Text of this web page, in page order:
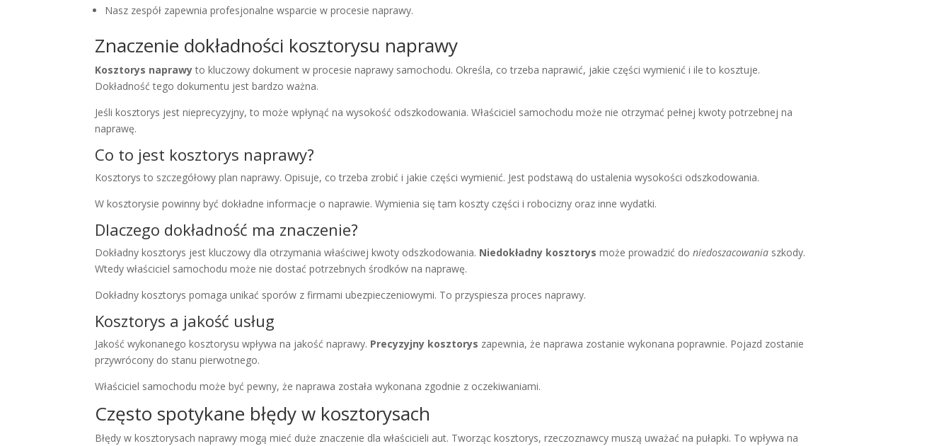
Nasz zespół zapewnia profesjonalne wsparcie w procesie naprawy.
Znaczenie dokładności kosztorysu naprawy
Kosztorys naprawyto kluczowy dokument w procesie naprawy samochodu. Określa, co trzeba naprawić, jakie części wymienić i ile to kosztuje.
Dokładność tego dokumentu jest bardzo ważna.
Jeśli kosztorys jest nieprecyzyjny, to może wpłynąć na wysokość odszkodowania. Właściciel samochodu może nie otrzymać pełnej kwoty potrzebnej na
naprawę.
Co to jest kosztorys naprawy?
Kosztorys to szczegółowy plan naprawy. Opisuje, co trzeba zrobić i jakie części wymienić. Jest podstawą do ustalenia wysokości odszkodowania.
W kosztorysie powinny być dokładne informacje o naprawie. Wymienia się tam koszty części i robocizny oraz inne wydatki.
Dlaczego dokładność ma znaczenie?
Dokładny kosztorys jest kluczowy dla otrzymania właściwej kwoty odszkodowania. Niedokładny kosztorys może prowadzić doniedoszacowania szkody.
Wtedy właściciel samochodu może nie dostać potrzebnych środków na naprawę.
Dokładny kosztorys pomaga unikać sporów z firmami ubezpieczeniowymi. To przyspiesza proces naprawy.
Kosztorys a jakość usług
Jakość wykonanego kosztorysu wpływa na jakość naprawy. Precyzyjny kosztorys zapewnia, że naprawa zostanie wykonana poprawnie. Pojazd zostanie
przywrócony do stanu pierwotnego.
Właściciel samochodu może być pewny, że naprawa została wykonana zgodnie z oczekiwaniami.
Często spotykane błędy w kosztorysach
Błędy w kosztorysach naprawy mogą mieć duże znaczenie dla właścicieli aut. Tworząc kosztorys, rzeczoznawcy muszą uważać na pułapki. To wpływa na